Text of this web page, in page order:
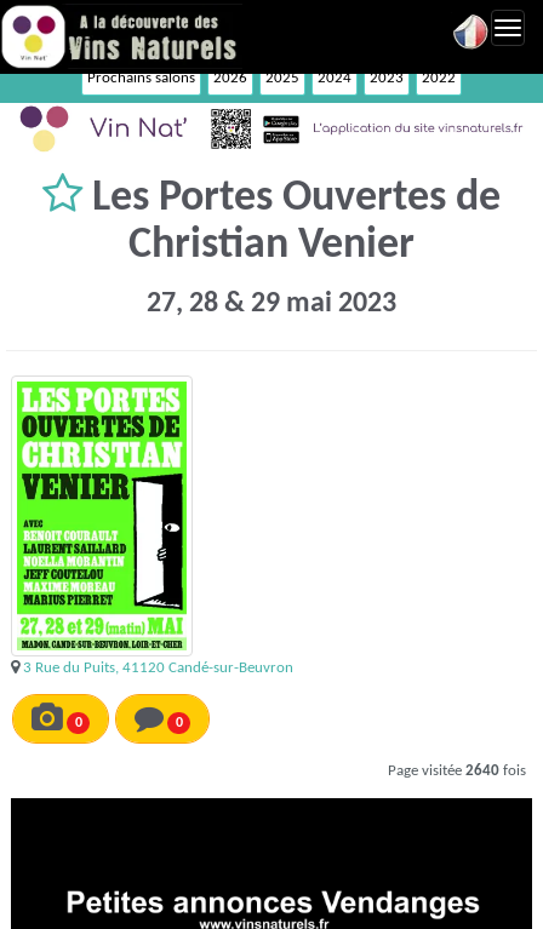
Prochains salons 2026 2025 2024 2023 2022
Les Portes Ouvertes de
Christian Venier
27, 28 & 29 mai 2023
3 Rue du Puits, 41120 Candé-sur-Beuvron
0 0
Page visitée 2640 fois